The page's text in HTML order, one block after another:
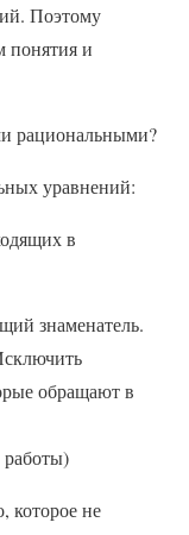
Поэтому
понятия и
рациональными?
уравнений:
в
знаменатель.
обращают в
работы)
которое не